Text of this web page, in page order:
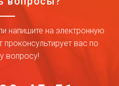
напишите на электронную
проконсультирует вас по
вопросу!